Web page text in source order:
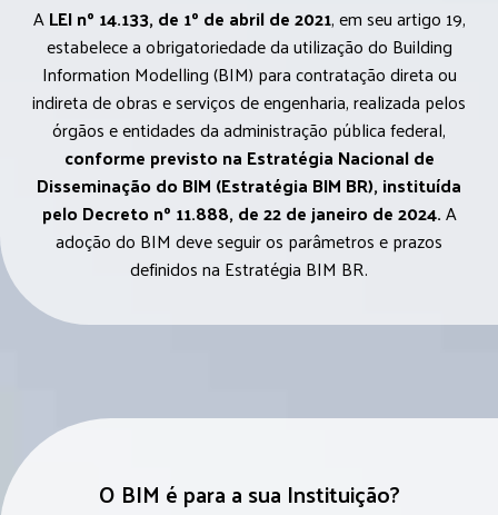
ALEI nº 14.133, de 1º de abril de 2021, em seu artigo 19,
estabelece a obrigatoriedade da utilização do Building
Information Modelling (BIM) para contratação direta ou
indireta de obras e serviços de engenharia, realizada pelos
órgãos e entidades da administração pública federal,
conforme previsto na Estratégia Nacional de
Disseminação do BIM (Estratégia BIM BR), instituída
pelo Decreto nº 11.888, de 22 de janeiro de 2024.A
adoção do BIM deve seguir os parâmetros e prazos
definidos na Estratégia BIM BR.
O BIM é para a sua Instituição?